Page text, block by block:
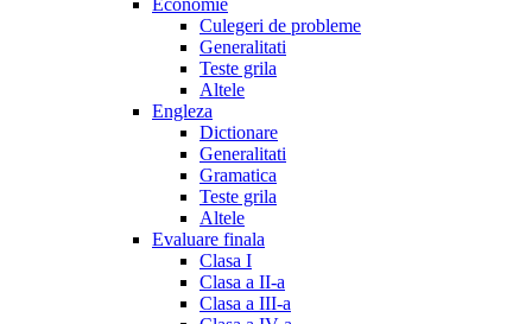
Economie
Culegeri de probleme
Generalitati
Teste grila
Altele
Engleza
Dictionare
Generalitati
Gramatica
Teste grila
Altele
Evaluare finala
Clasa I
Clasa a II-a
Clasa a III-a